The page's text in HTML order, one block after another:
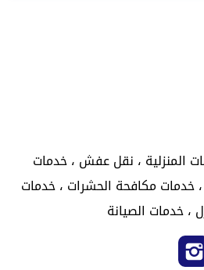
المنزلية ، نقل عفش ، خدمات
خدمات مكافحة الحشرات ، خدمات
، خدمات الصيانة
تابعنا